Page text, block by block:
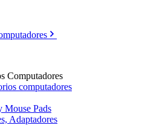
Computadores
computadores
Mouse Pads
Adaptadores